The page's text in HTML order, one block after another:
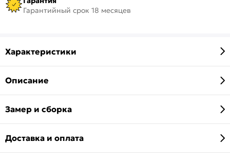
Гарантийный срок 18 месяцев
Характеристики
Описание
Замер и сборка
Доставка и оплата